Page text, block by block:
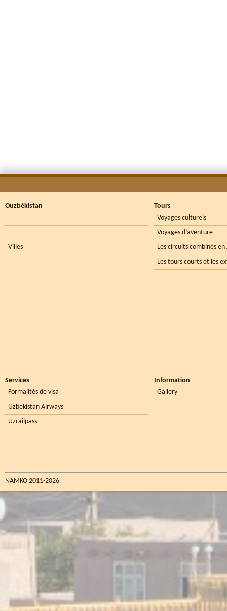
Ouzbékistan
Villes
Tours
Voyages culturels
Voyages d’aventure
Les circuits combinés
Les tours courts et les
Services
Formalités de visa
Uzbekistan Airways
Uzrailpass
Information
Gallery
NAMKO 2011-2026